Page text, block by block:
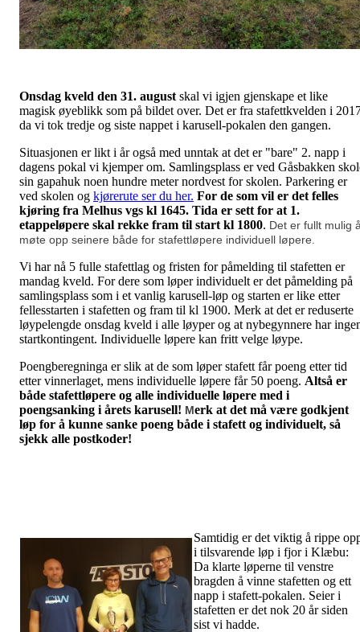
Onsdag kveld den 31. august skal vi igjen gjenskape et like
magisk øyeblikk som på bildet over. Det er fra stafettkvelden i
da vi tok tredje og siste nappet i karusell-pokalen den gangen.
Situasjonen er likt i år også med unntak at det er "bare" 2. napp i
dagens pokal vi kjemper om. Samlingsplass er ved Gåsbakken
sin gapahuk noen hundre meter nordvest for skolen. Parkering er
ved skolen og kjørerute ser du her. For de som vil er det felles
kjøring fra Melhus vgs kl 1645. Tida er sett for at 1.
etappeløpere skal rekke fram til start kl 1800. Det er fullt mulig
møte opp seinere både for stafettløpere individuell løpere.
Vi har nå 5 fulle stafettlag og fristen for påmelding til stafetten er
mandag kveld. For dere som løper individuelt er det påmelding på
samlingsplass som i et vanlig karusell-løp og starten er like etter
fellesstarten i stafetten og fram til kl 1900. Merk at det er reduserte
løypelengde onsdag kveld i alle løyper og at nybegynnere har
startkontingent. Individuelle løpere kan fritt velge løype.
Poengberegninga er slik at de som løper stafett får poeng etter tid
etter vinnerlaget, mens individuelle løpere får 50 poeng. Altså er
både stafettløpere og alle individuelle løpere med i
poengsanking i årets karusell! Merk at det må være godkjent
løp for å kunne sanke poeng både i stafett og individuelt, så
sjekk alle postkoder!
Samtidig er det viktig å rippe
i tilsvarende løp i fjor i Klæbu:
Da klarte løperne til venstre
bragden å vinne stafetten og ett
napp i stafett-pokalen. Seier i
stafetten er det nok 20 år siden
sist vi hadde.